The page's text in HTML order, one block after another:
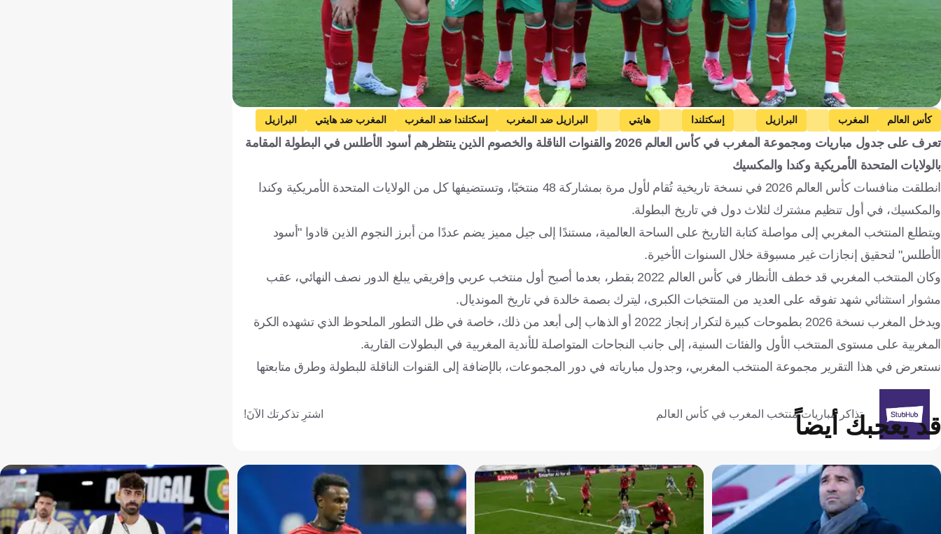
Getty Images
كأس العالم المغرب البرازيل إسكتلندا هايتي البرازيل ضد المغرب إسكتلندا ضد المغرب المغرب ضد هايتي
البرازيل
المغرب
الولايات المتحدة اسكتلندا هايتي كرة قدم
تعرف على جدول مباريات ومجموعة المغرب في كأس العالم 2026 والقنوات الناقلة والخصوم الذين ينتظرهم أسود الأطلس في البطولة المقامة
بالولايات المتحدة الأمريكية وكندا والمكسيك
انطلقت منافسات كأس العالم 2026 في نسخة تاريخية تُقام لأول مرة بمشاركة 48 منتخبًا، وتستضيفها كل من الولايات المتحدة الأمريكية وكندا
والمكسيك، في أول تنظيم مشترك لثلاث دول في تاريخ البطولة.
ويتطلع المنتخب المغربي إلى مواصلة كتابة التاريخ على الساحة العالمية، مستندًا إلى جيل مميز يضم عددًا من أبرز النجوم الذين قادوا "أسود
الأطلس" لتحقيق إنجازات غير مسبوقة خلال السنوات الأخيرة.
وكان المنتخب المغربي قد خطف الأنظار في كأس العالم 2022 بقطر، بعدما أصبح أول منتخب عربي وإفريقي يبلغ الدور نصف النهائي، عقب
مشوار استثنائي شهد تفوقه على العديد من المنتخبات الكبرى، ليترك بصمة خالدة في تاريخ المونديال.
ويدخل المغرب نسخة 2026 بطموحات كبيرة لتكرار إنجاز 2022 أو الذهاب إلى أبعد من ذلك، خاصة في ظل التطور الملحوظ الذي تشهده الكرة
المغربية على مستوى المنتخب الأول والفئات السنية، إلى جانب النجاحات المتواصلة للأندية المغربية في البطولات القارية.
نستعرض في هذا التقرير مجموعة المنتخب المغربي، وجدول مبارياته في دور المجموعات، بالإضافة إلى القنوات الناقلة للبطولة وطرق متابعتها
تذاكر مباريات منتخب المغرب في كأس العالم اشترِ تذكرتك الآنَ! قد يعجبك أيضاً